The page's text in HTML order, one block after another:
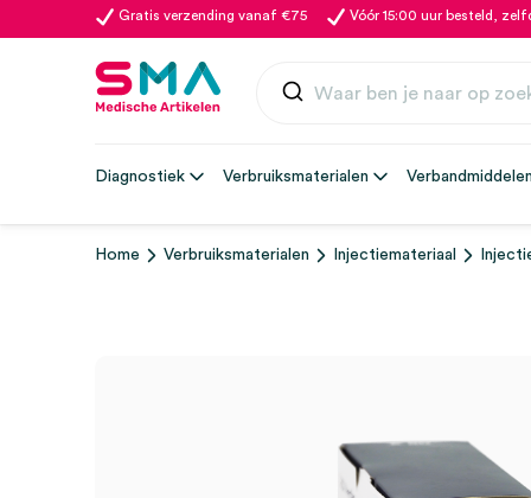
Gratis verzending vanaf €75 Vóór 15:00 uur besteld,
Diagnostiek Verbruiksmaterialen Verbandmiddelen
Home Verbruiksmaterialen Injectiemateriaal